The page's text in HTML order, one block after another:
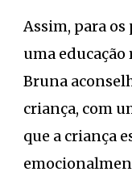
Assim, para
uma
Bruna
criança, com
que a criança